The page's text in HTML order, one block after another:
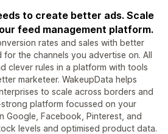
to create better ads. Scale
feed management platform.
rates and sales with better
the channels you advertise on. All
clever rules in a platform with tools
marketeer. WakeupData helps
to scale across borders and
platform focussed on your
Google, Facebook, Pinterest, and
levels and optimised product data.